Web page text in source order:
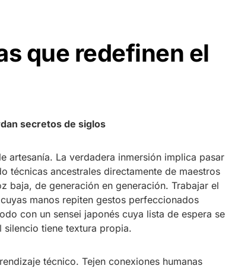
que redefinen el
secretos de siglos
artesanía. La verdadera inmersión implica pasar
técnicas ancestrales directamente de maestros
baja, de generación en generación. Trabajar el
manos repiten gestos perfeccionados
con un sensei japonés cuya lista de espera se
silencio tiene textura propia.
técnico. Tejen conexiones humanas